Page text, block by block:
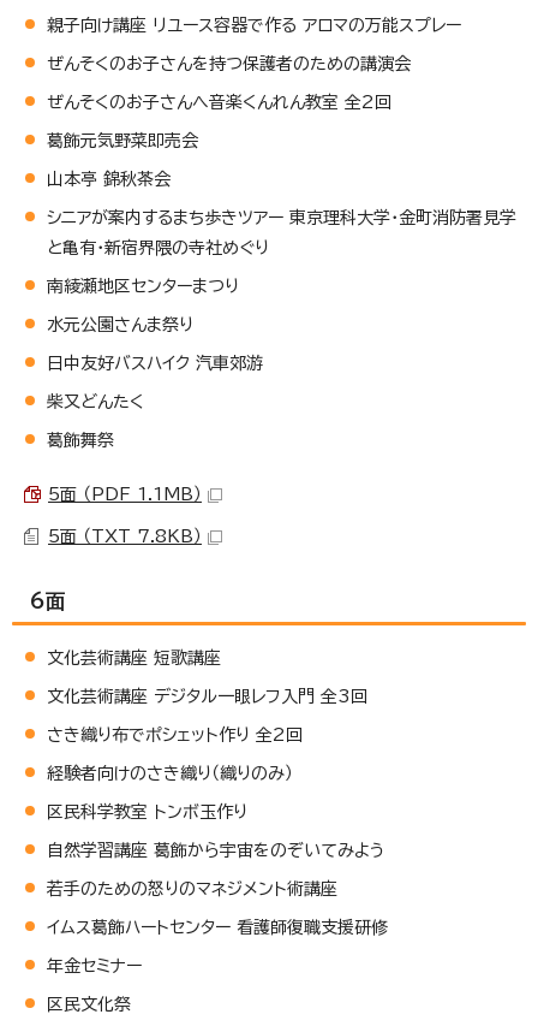
親子向け講座 リユース容器で作る アロマの万能スプレー
ぜんそくのお子さんを持つ保護者のための講演会
ぜんそくのお子さんへ音楽くんれん教室 全2回
葛飾元気野菜即売会
山本亭 錦秋茶会
シニアが案内するまち歩きツアー 東京理科大学・金町消防署見学
と亀有・新宿界隈の寺社めぐり
南綾瀬地区センターまつり
水元公園さんま祭り
日中友好バスハイク 汽車郊游
柴又どんたく
葛飾舞祭
5面 （PDF 1.1MB）
5面 （TXT 7.8KB）
6面
文化芸術講座 短歌講座
文化芸術講座 デジタル一眼レフ入門 全3回
さき織り布でポシェット作り 全2回
経験者向けのさき織り（織りのみ）
区民科学教室 トンボ玉作り
自然学習講座 葛飾から宇宙をのぞいてみよう
若手のための怒りのマネジメント術講座
イムス葛飾ハートセンター 看護師復職支援研修
年金セミナー
区民文化祭